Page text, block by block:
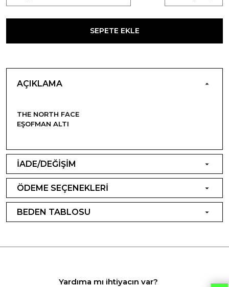
SEPETE EKLE
AÇIKLAMA
THE NORTH FACE
EŞOFMAN ALTI
İADE/DEĞİŞİM
ÖDEME SEÇENEKLERİ
BEDEN TABLOSU
Yardıma mı ihtiyacın var?